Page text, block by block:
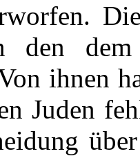
den dem
ihnen
Juden